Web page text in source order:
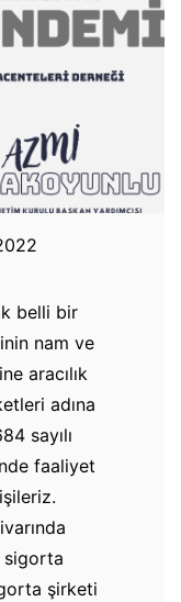
belli bir
nam ve
aracılık
adına
sayılı
faaliyet
sigorta
şirketi